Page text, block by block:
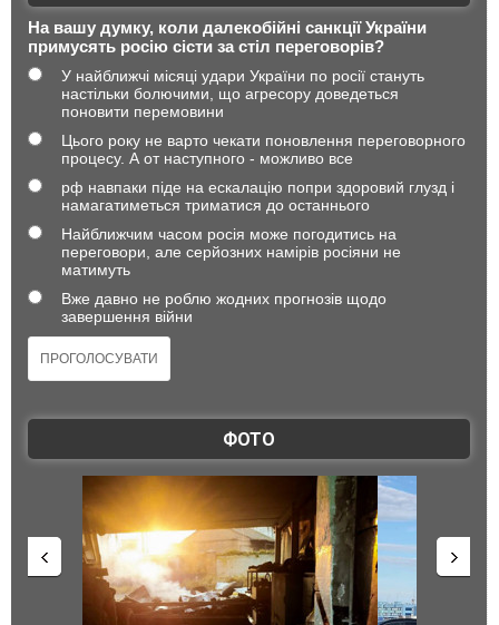
На вашу думку, коли далекобійні санкції України
примусять росію сісти за стіл переговорів?
У найближчі місяці удари України по росії стануть
настільки болючими, що агресору доведеться
поновити перемовини
Цього року не варто чекати поновлення переговорного
процесу. А от наступного - можливо все
рф навпаки піде на ескалацію попри здоровий глузд і
намагатиметься триматися до останнього
Найближчим часом росія може погодитись на
переговори, але серйозних намірів росіяни не
матимуть
Вже давно не роблю жодних прогнозів щодо
завершення війни
ФОТО